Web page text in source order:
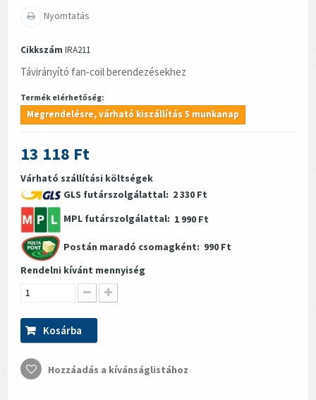
Nyomtatás
Cikkszám IRA211
Távirányító fan-coil berendezésekhez
Termék elérhetőség:
Megrendelésre, várható kiszállítás 5 munkanap
13 118 Ft
Várható szállítási költségek
GLS futárszolgálattal: 2 330 Ft
MPL futárszolgálattal: 1 990 Ft
Postán maradó csomagként: 990 Ft
Rendelni kívánt mennyiség
Kosárba
Hozzáadás a kívánságlistához